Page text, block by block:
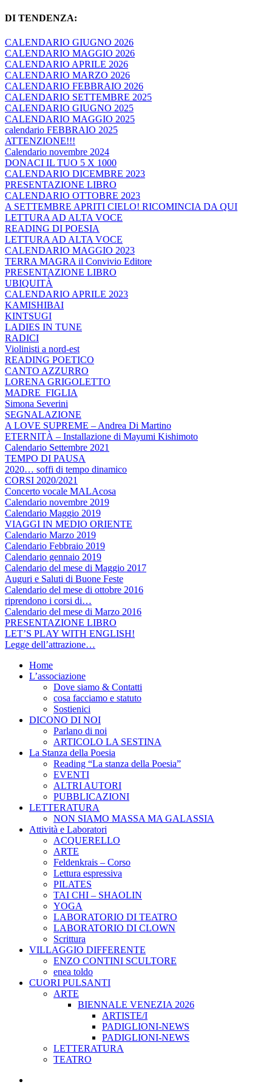
DI TENDENZA:
CALENDARIO GIUGNO 2026
CALENDARIO MAGGIO 2026
CALENDARIO APRILE 2026
CALENDARIO MARZO 2026
CALENDARIO FEBBRAIO 2026
CALENDARIO SETTEMBRE 2025
CALENDARIO GIUGNO 2025
CALENDARIO MAGGIO 2025
calendario FEBBRAIO 2025
ATTENZIONE!!!
Calendario novembre 2024
DONACI IL TUO 5 X 1000
CALENDARIO DICEMBRE 2023
PRESENTAZIONE LIBRO
CALENDARIO OTTOBRE 2023
A SETTEMBRE APRITI CIELO! RICOMINCIA DA QUI
LETTURA AD ALTA VOCE
READING DI POESIA
LETTURA AD ALTA VOCE
CALENDARIO MAGGIO 2023
TERRA MAGRA il Convivio Editore
PRESENTAZIONE LIBRO
UBIQUITÀ
CALENDARIO APRILE 2023
KAMISHIBAI
KINTSUGI
LADIES IN TUNE
RADICI
Violinisti a nord-est
READING POETICO
CANTO AZZURRO
LORENA GRIGOLETTO
MADRE_FIGLIA
Simona Severini
SEGNALAZIONE
A LOVE SUPREME – Andrea Di Martino
ETERNITÀ – Installazione di Mayumi Kishimoto
Calendario Settembre 2021
TEMPO DI PAUSA
2020… soffi di tempo dinamico
CORSI 2020/2021
Concerto vocale MALAcosa
Calendario novembre 2019
Calendario Maggio 2019
VIAGGI IN MEDIO ORIENTE
Calendario Marzo 2019
Calendario Febbraio 2019
Calendario gennaio 2019
Calendario del mese di Maggio 2017
Auguri e Saluti di Buone Feste
Calendario del mese di ottobre 2016
riprendono i corsi di…
Calendario del mese di Marzo 2016
PRESENTAZIONE LIBRO
LET’S PLAY WITH ENGLISH!
Legge dell’attrazione…
Home
L’associazione
Dove siamo & Contatti
cosa facciamo e statuto
Sostienici
DICONO DI NOI
Parlano di noi
ARTICOLO LA SESTINA
La Stanza della Poesia
Reading “La stanza della Poesia”
EVENTI
ALTRI AUTORI
PUBBLICAZIONI
LETTERATURA
NON SIAMO MASSA MA GALASSIA
Attività e Laboratori
ACQUERELLO
ARTE
Feldenkrais – Corso
Lettura espressiva
PILATES
TAI CHI – SHAOLIN
YOGA
LABORATORIO DI TEATRO
LABORATORIO DI CLOWN
Scrittura
VILLAGGIO DIFFERENTE
ENZO CONTINI SCULTORE
enea toldo
CUORI PULSANTI
ARTE
BIENNALE VENEZIA 2026
ARTISTE/I
PADIGLIONI-NEWS
PADIGLIONI-NEWS
LETTERATURA
TEATRO